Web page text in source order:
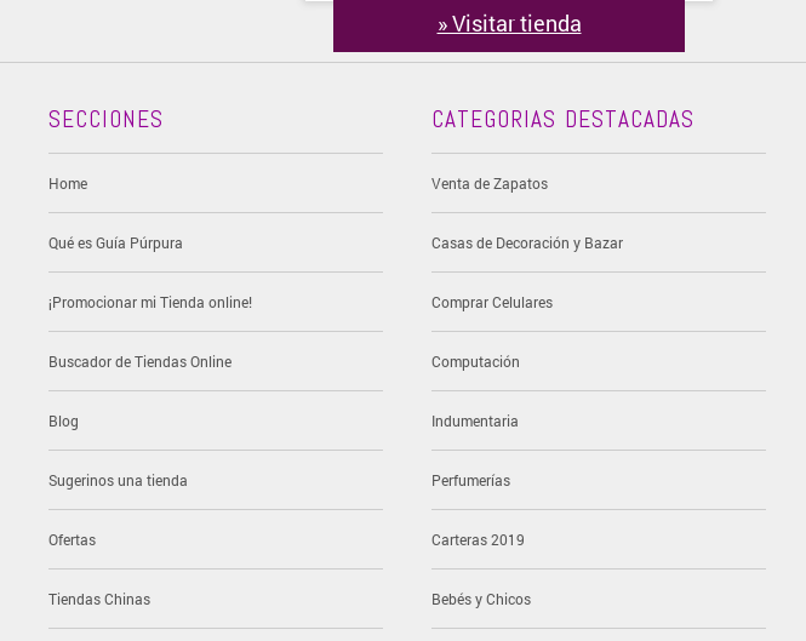
» Visitar tienda
SECCIONES
Home
Qué es Guía Púrpura
¡Promocionar mi Tienda online!
Buscador de Tiendas Online
Blog
Sugerinos una tienda
Ofertas
Tiendas Chinas
CATEGORIAS DESTACADAS
Venta de Zapatos
Casas de Decoración y Bazar
Comprar Celulares
Computación
Indumentaria
Perfumerías
Carteras 2019
Bebés y Chicos